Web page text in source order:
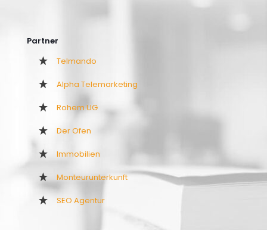
Partner
Telmando
Alpha Telemarketing
Rohem UG
Der Ofen
Immobilien
Monteurunterkunft
SEO Agentur